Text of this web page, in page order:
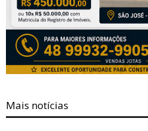
Mais notícias